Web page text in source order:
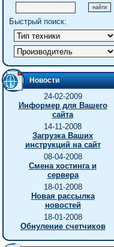
Быстрый поиск:
Новости
24-02-2009
Информер для Вашего
сайта
14-11-2008
Загрузка Ваших
инструкций на сайт
08-04-2008
Смена хостинга и
сервера
18-01-2008
Новая рассылка
новостей
18-01-2008
Обнуление счетчиков